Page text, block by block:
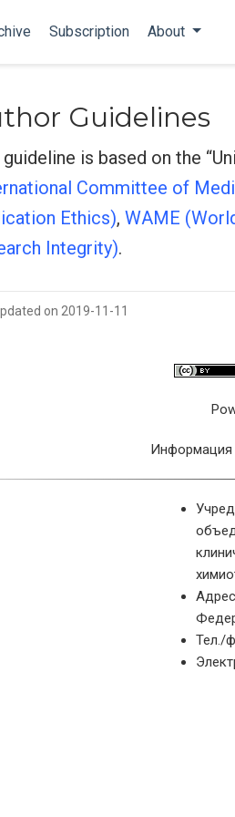
Subscription About
Guidelines
is based on the
Committee of
Ethics), WAME
Integrity).
on 2019-11-11
Информация
Тел./